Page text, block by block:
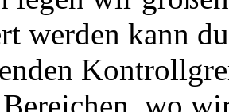
werden kann